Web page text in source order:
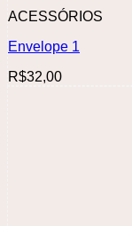
ACESSÓRIOS
Envelope 1
R$32,00